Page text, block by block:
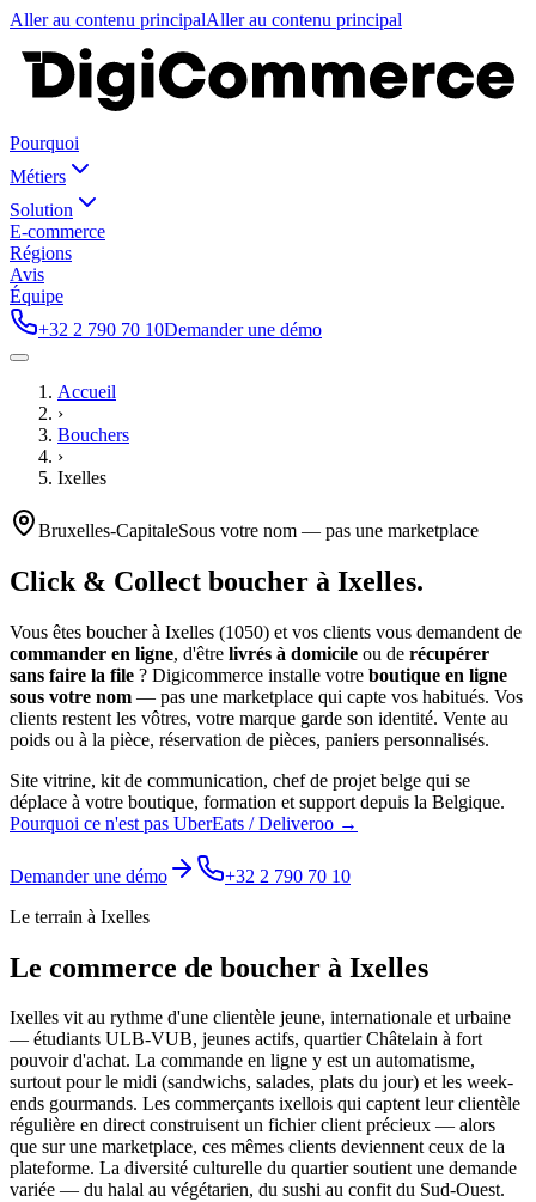
Aller au contenu principalAller au contenu principal
Pourquoi
Métiers
Solution
E-commerce
Régions
Avis
Équipe
+32 2 790 70 10Demander une démo
Accueil
›
Bouchers
›
Ixelles
Bruxelles-CapitaleSous votre nom — pas une marketplace
Click & Collect boucher à Ixelles.
Vous êtes boucherà Ixelles (1050) et vos clients vous demandent de
commander en ligne, d'être livrés à domicile ou de récupérer
sans faire la file ? Digicommerce installe votre boutique en ligne
sous votre nom — pas une marketplace qui capte vos habitués. Vos
clients restent les vôtres, votre marque garde son identité. Vente au
poids ou à la pièce, réservation de pièces, paniers personnalisés.
Site vitrine, kit de communication, chef de projet belge qui se
déplace à votre boutique, formation et support depuis la Belgique.
Pourquoi ce n'est pas UberEats / Deliveroo →
Demander une démo
+32 2 790 70 10
Le terrain à Ixelles
Le commerce de boucher à Ixelles
Ixelles vit au rythme d'une clientèle jeune, internationale et urbaine
— étudiants ULB-VUB, jeunes actifs, quartier Châtelain à fort
pouvoir d'achat. La commande en ligne y est un automatisme,
surtout pour le midi (sandwichs, salades, plats du jour) et les week-
ends gourmands. Les commerçants ixellois qui captent leur clientèle
régulière en direct construisent un fichier client précieux — alors
que sur une marketplace, ces mêmes clients deviennent ceux de la
plateforme. La diversité culturelle du quartier soutient une demande
variée — du halal au végétarien, du sushi au confit du Sud-Ouest.